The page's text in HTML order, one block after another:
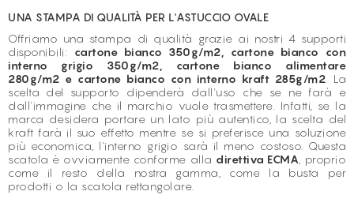
UNA STAMPA DI QUALITÀ PER L'ASTUCCIO OVALE
Offriamo una stampa di qualità grazie ai nostri 4 supporti
disponibili: cartone bianco 350g/m2, cartone bianco con
interno grigio 350g/m2, cartone bianco alimentare
280g/m2 e cartone bianco con interno kraft 285g/m2 . La
scelta del supporto dipenderà dall'uso che se ne farà e
dall'immagine che il marchio vuole trasmettere. Infatti, se la
marca desidera portare un lato più autentico, la scelta del
kraft farà il suo effetto mentre se si preferisce una soluzione
più economica, l'interno grigio sarà il meno costoso. Questa
scatola è ovviamente conforme alla direttiva ECMA , proprio
come il resto della nostra gamma, come la busta per
prodotti o la scatola rettangolare.